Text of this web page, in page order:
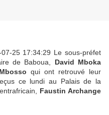
25 17:34:29 Le sous-préfet
de Baboua, David Mboka
qui ont retrouvé leur
ce lundi au Palais de la
Faustin Archange